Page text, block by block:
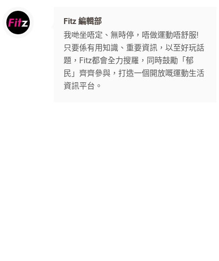
Fitz 編輯部
我哋坐唔定、無時停，唔做運動唔舒服!
只要係有用知識、重要資訊，以至好玩話
題，Fitz都會全力搜羅，同時鼓勵「郁
民」齊齊參與，打造一個開放嘅運動生活
資訊平台。